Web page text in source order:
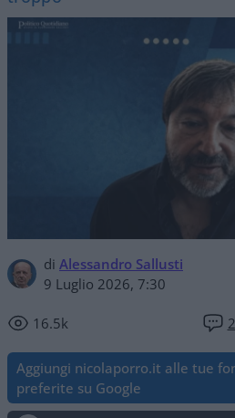
di Alessandro Sallusti
9 Luglio 2026, 7:30
16.5k
Aggiungi nicolaporro.it alle tue
preferite su Google